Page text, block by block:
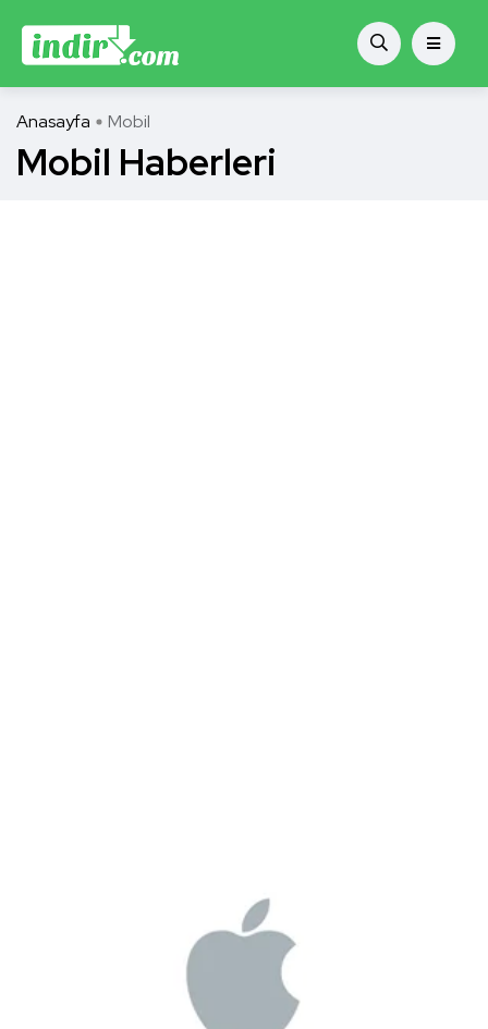
Anasayfa Mobil
Mobil Haberleri